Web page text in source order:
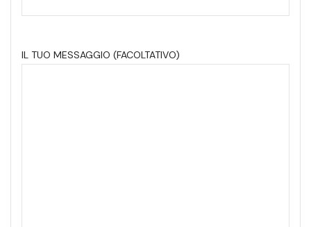
IL TUO MESSAGGIO (FACOLTATIVO)